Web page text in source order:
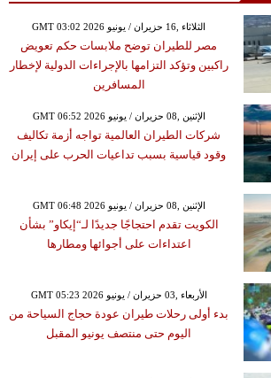
GMT 03:02 2026 الثلاثاء ,16 حزيران / يونيو
مصر للطيران توضح ملابسات حكم تعويض
راكبين وتؤكد التزامها بالإجراءات الدولية لإخطار
المسافرين
GMT 06:52 2026 الإثنين ,08 حزيران / يونيو
شركات الطيران العالمية تواجه أزمة تكاليف
وقود قياسية بسبب تداعيات الحرب على إيران
GMT 06:48 2026 الإثنين ,08 حزيران / يونيو
الكويت تقدم احتجاجًا جديدًا لـ“إيكاو” بشأن
اعتداءات على أجوائها ومطارها
GMT 05:23 2026 الأربعاء ,03 حزيران / يونيو
بدء أولى رحلات طيران عودة حجاج السياحة من
اليوم حتى منتصف يونيو المقبل